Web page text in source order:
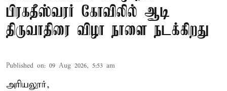
பிரகதீஸ்வரர் கோவிலில் ஆடி
திருவாதிரை விழா நாளை நடக்கிறது
Published on: 09 Aug 2026, 5:53 am
அரியலூர்,